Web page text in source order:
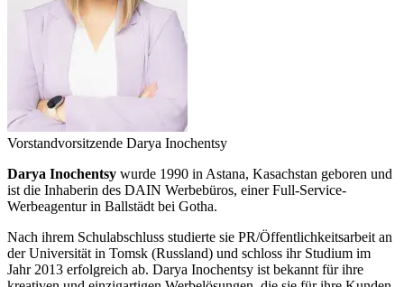
Vorstandvorsitzende Darya Inochentsy
Darya Inochentsy wurde 1990 in Astana, Kasachstan geboren und
ist die Inhaberin des DAIN Werbebüros, einer Full-Service-
Werbeagentur in Ballstädt bei Gotha.
Nach ihrem Schulabschluss studierte sie PR/Öffentlichkeitsarbeit an
der Universität in Tomsk (Russland) und schloss ihr Studium im
Jahr 2013 erfolgreich ab. Darya Inochentsy ist bekannt für ihre